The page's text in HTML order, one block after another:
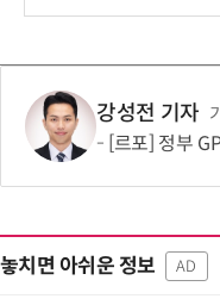
강성전 기자
[르포] 정부 GPU
놓치면 아쉬운 정보 AD